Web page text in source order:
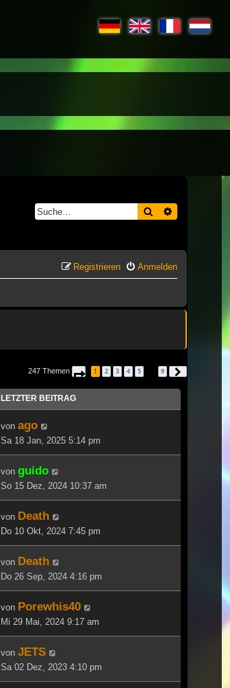
Suche
Anmelden
Registrieren
247 Themen Seite von
1 2 3 4 5 9
LETZTER BEITRAG
von ago
Sa 18 Jan, 2025 5:14 pm
von guido
So 15 Dez, 2024 10:37 am
von Death
Do 10 Okt, 2024 7:45 pm
von Death
Do 26 Sep, 2024 4:16 pm
von Porewhis40
Mi 29 Mai, 2024 9:17 am
von JETS
Sa 02 Dez, 2023 4:10 pm